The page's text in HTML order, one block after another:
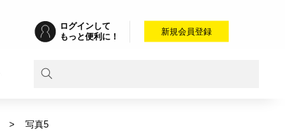
ログインして
もっと便利に！
新規会員登録
写真5